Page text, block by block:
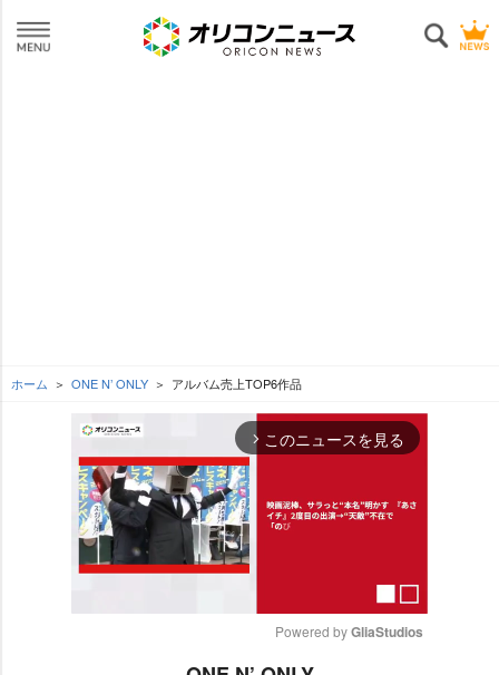
ホーム ONE N’ ONLY アルバム売上TOP6作品
arrow_forward_ios このニュースを見る
Powered by GliaStudios